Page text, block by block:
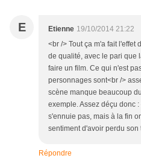
E Etienne 19/10/2014 21:22
<br /> Tout ça m'a fait l'effet
de qualité, avec le pari que
faire un film. Ce qui n'est
personnages sont<br />
scène manque beaucoup
exemple. Assez déçu donc
s'ennuie pas, mais à la fin
sentiment d'avoir perdu son
Répondre